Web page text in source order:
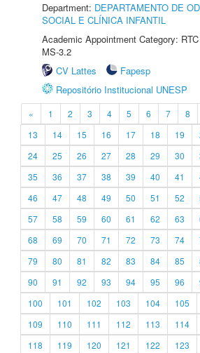
Department: DEPARTAMENTO DE
SOCIAL E CLÍNICA INFANTIL
Academic Appointment Category:
MS-3.2
CV Lattes
Fapesp
Repositório Institucional UNESP
« 1 2 3 4 5 6 7 8
13
14 15 16 17 18 19
24
25 26 27 28 29 30
35
36 37 38 39 40 41
46
47 48 49 50 51 52
57
58 59 60 61 62 63
68
69 70 71 72 73 74
79
80 81 82 83 84 85
90
91 92 93 94 95 96
100
101 102 103 104 105
109
110 111 112 113 114
118
119 120 121 122 123